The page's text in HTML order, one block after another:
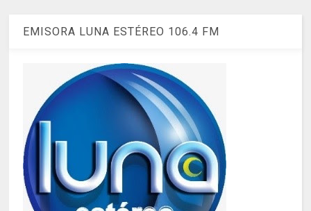
EMISORA LUNA ESTÉREO 106.4 FM